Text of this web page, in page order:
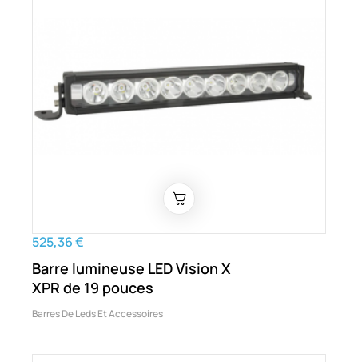
525,36 €
Barre lumineuse LED Vision X
XPR de 19 pouces
Barres De Leds Et Accessoires